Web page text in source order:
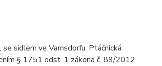
se sídlem ve Varnsdorfu, Ptáčnická
§ 1751 odst. 1 zákona č. 89/2012